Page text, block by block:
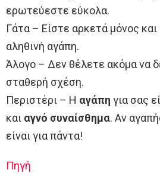
ερωτεύεστε εύκολα.
Γάτα – Είστε αρκετά μόνος
αληθινή αγάπη.
Άλογο – Δεν θέλετε ακόμα να
σταθερή σχέση.
Περιστέρι – Η αγάπη για σας
και αγνό συναίσθημα. Αν
είναι για πάντα!
Πηγή